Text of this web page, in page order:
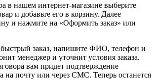
в нашем интернет-магазине выберите
и добавьте его в корзину. Далее
и нажмите на «Оформить заказ» или
быстрый заказ, напишите ФИО, телефон и
менеджер и уточнит условия заказа.
вам придет подтверждение
на почту или через СМС. Теперь останется